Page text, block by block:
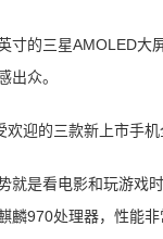
寸的三星AMOLED大
出众。
就是看电影和玩游戏
麟970处理器，性能